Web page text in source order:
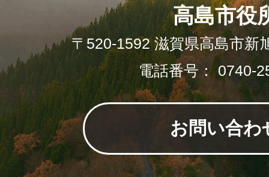
高島市役
〒520-1592 滋賀県高島市新
電話番号： 0740-
お問い合わ